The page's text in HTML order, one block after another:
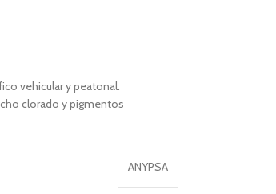
vehicular y peatonal.
clorado y pigmentos
ANYPSA